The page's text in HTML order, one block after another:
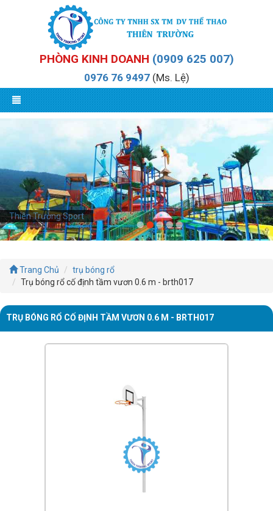
PHÒNG KINH DOANH (0909 625 007)
0976 76 9497(Ms. Lệ)
Thiên Trường Sport
Trang Chủ
trụ bóng rổ
Trụ bóng rổ cố định tầm vươn 0.6 m - brth017
TRỤ BÓNG RỔ CỐ ĐỊNH TẦM VƯƠN 0.6 M - BRTH017